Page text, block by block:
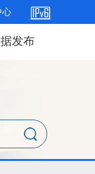
心
发布